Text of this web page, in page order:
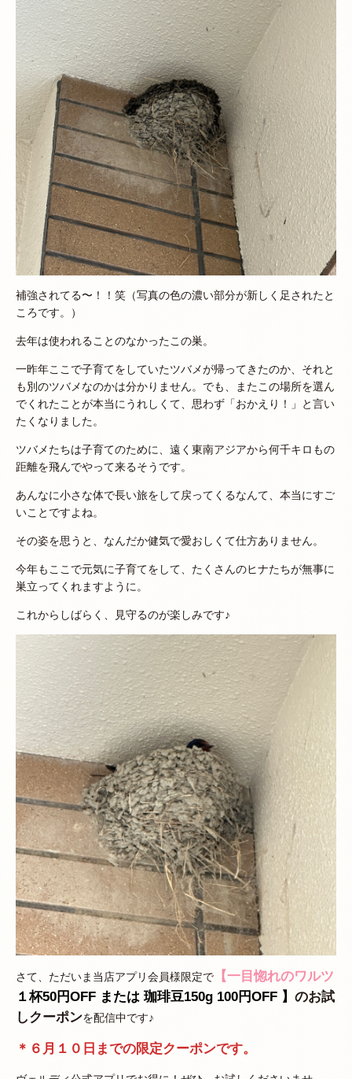
補強されてる〜！！笑（写真の色の濃い部分が新しく足されたと
ころです。）
去年は使われることのなかったこの巣。
一昨年ここで子育てをしていたツバメが帰ってきたのか、それと
も別のツバメなのかは分かりません。でも、またこの場所を選ん
でくれたことが本当にうれしくて、思わず「おかえり！」と言い
たくなりました。
ツバメたちは子育てのために、遠く東南アジアから何千キロもの
距離を飛んでやって来るそうです。
あんなに小さな体で長い旅をして戻ってくるなんて、本当にすご
いことですよね。
その姿を思うと、なんだか健気で愛おしくて仕方ありません。
今年もここで元気に子育てをして、たくさんのヒナたちが無事に
巣立ってくれますように。
これからしばらく、見守るのが楽しみです♪
さて、ただいま当店アプリ会員様限定で 【一目惚れのワルツ
１杯50円OFF または 珈琲豆150g 100円OFF 】 のお試
しクーポンを配信中です♪
＊６月１０日までの限定クーポンです。